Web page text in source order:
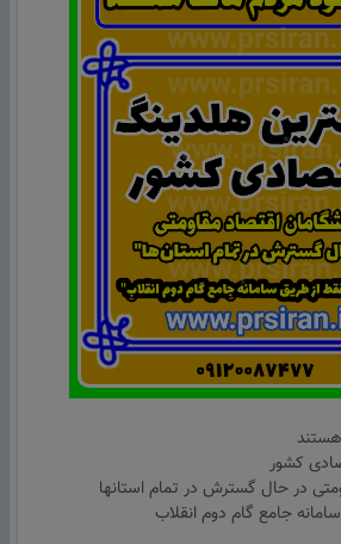
کشور
در حال گسترش در تمام استانها
جامع گام دوم انقلاب